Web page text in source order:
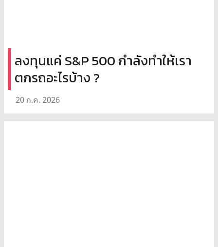
ลงทุนแค่ S&P 500 กำลังทำให้เรา
ตกรถอะไรบ้าง ?
20 ก.ค. 2026